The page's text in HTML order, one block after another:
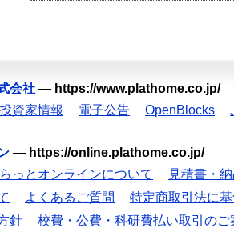
会社 — https://www.plathome.co.jp/
資家情報 電子公告 OpenBlocks
— https://online.plathome.co.jp/
っとオンラインについて
見積書・
よくあるご質問
特定商取引法に
針
校費・公費・科研費払い取引のご